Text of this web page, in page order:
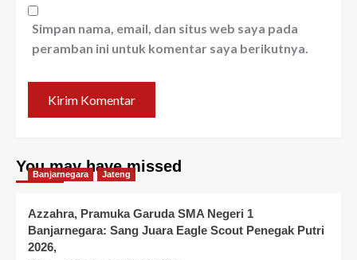
Simpan nama, email, dan situs web saya pada
peramban ini untuk komentar saya berikutnya.
You may have missed
Banjarnegara Jateng
Azzahra, Pramuka Garuda SMA Negeri 1
Banjarnegara: Sang Juara Eagle Scout Penegak Putri
2026,